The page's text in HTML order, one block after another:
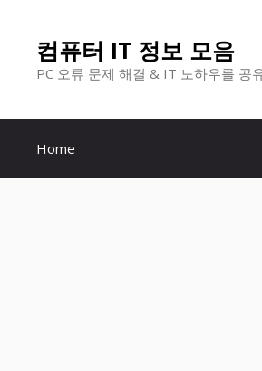
건
컴퓨터 IT 정보 모음
PC 오류 문제 해결 & IT 노하우를 공
Home